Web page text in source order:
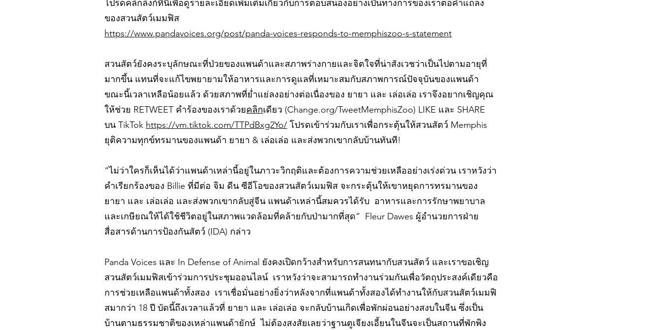
โปรดคลิกลิงก์ที่นี่เพื่อดูรายละเอียดเพิ่มเติมเกี่ยวกับการตอบสนองอย่างเป็นทางการของเราต่อคำแถลง
ของสวนสัตว์เมมฟิส
https://www.pandavoices.org/post/panda-voices-responds-to-memphiszoo-s-statement
สวนสัตว์ยังคงระบุลักษณะที่ป่วยของแพนด้าและสภาพร่างกายและจิตใจที่น่าสังเวชว่าเป็นไปตามอายุที่
มากขึ้น แทนที่จะแก้ไขพยายามให้อาหารและการดูแลที่เหมาะสมกับสภาพการณ์ปัจจุบันของแพนด้า
ขณะนี้เวลาเหลือน้อยแล้ว ด้วยสภาพที่ย่ำแย่ลงอย่างต่อเนื่องของ ยายา และ เล่อเล่อ เราจึงอยากเชิญคุณ
ให้ช่วย RETWEET คำร้องของเราด้วยคลิกเดียว (Change.org/TweetMemphisZoo) LIKE และ SHARE
บน TikTok https://vm.tiktok.com/TTPdBxg2Yo/ โปรดเข้าร่วมกับเราเพื่อกระตุ้นให้สวนสัตว์ Memphis
ยุติความทุกข์ทรมานของแพนด้า ยายา & เล่อเล่อ และส่งพวกเขากลับบ้านทันที!
“ไม่ว่าใครก็เห็นได้ว่าแพนด้าเหล่านี้อยู่ในภาวะวิกฤติและต้องการความช่วยเหลืออย่างเร่งด่วน เราหวังว่า
คำเรียกร้องของ Billie ที่มีต่อ จิม ดีน ซีอีโอของสวนสัตว์เมมฟิส จะกระตุ้นให้เขาหยุดการทรมานของ
ยายา และ เล่อเล่อ และส่งพวกเขากลับสู่จีน แพนด้าเหล่านี้สมควรได้รับ อาหารและการรักษาพยาบาล
และเกษียณให้ได้ใช้ชีวิตอยู่ในสภาพแวดล้อมที่คล้ายกับป่ามากที่สุด” Fleur Dawes ผู้อำนวยการฝ่าย
สื่อสารด้านการป้องกันสัตว์ (IDA) กล่าว
Panda Voices และ In Defense of Animal ยังคงเปิดกว้างสำหรับการสนทนากับสวนสัตว์ และเราขอเชิญ
สวนสัตว์เมมฟิสเข้าร่วมการประชุมออนไลน์ เราหวังว่าจะสามารถทำงานร่วมกันเพื่อวัตถุประสงค์เดียวคือ
การช่วยเหลือแพนด้าทั้งสอง เราเชื่อมั่นอย่างยิ่งว่าหลังจากที่แพนด้าทั้งสองได้ทำงานให้กับสวนสัตว์เมมฟิ
สมากว่า 18 ปี บัดนี้ถึงเวลาแล้วที่ ยายา และ เล่อเล่อ จะกลับบ้านเกิดเพื่อพักผ่อนอย่างสงบในจีน ซึ่งเป็น
บ้านตามธรรมชาติของเหล่าแพนด้ายักษ์ ไม่ต้องสงสัยเลยว่าฐานตูเจียงเอี้ยนในจีนจะเป็นสถานที่พักพิง